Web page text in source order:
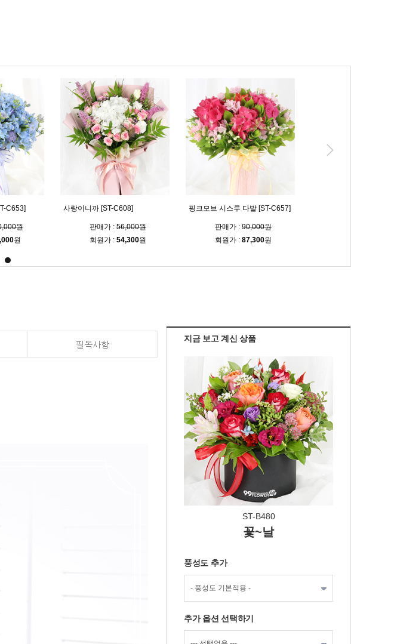
C653]
원
원
사랑이니까 [ST-C608]
판매가 : 56,000원
회원가 : 54,300원
핑크모브 시스루 다발 [ST-C657]
판매가 : 90,000원
회원가 : 87,300원
지금 보고 계신 상품
ST-B480
꽃~날
풍성도 추가
추가 옵션 선택하기